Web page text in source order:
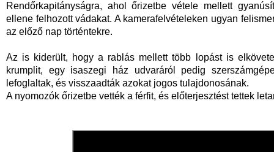
Rendőrkapitányságra, ahol őrizetbe vétele mellett
ellene felhozott vádakat. A kamerafelvételeken ugyan
az előző nap történtekre.
Az is kiderült, hogy a rablás mellett több lopást is
krumplit, egy isaszegi ház udvaráról pedig
lefoglaltak, és visszaadták azokat jogos tulajdonosának.
A nyomozók őrizetbe vették a férfit, és előterjesztést tettek